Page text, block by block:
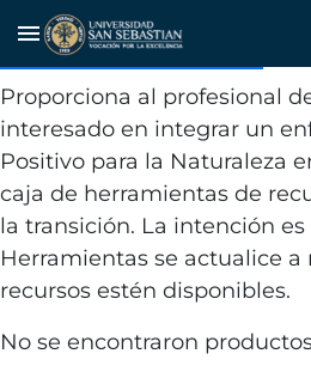
menu
Nature Positive
Tourism Toolbox
Proporciona al profesional
interesado en integrar un
Positivo para la Naturaleza
caja de herramientas de
la transición. La intención
Herramientas se actualice
recursos estén disponibles.
No se encontraron